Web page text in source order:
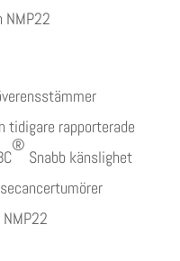
NMP22
tidigare rapporterade
®
Snabb känslighet